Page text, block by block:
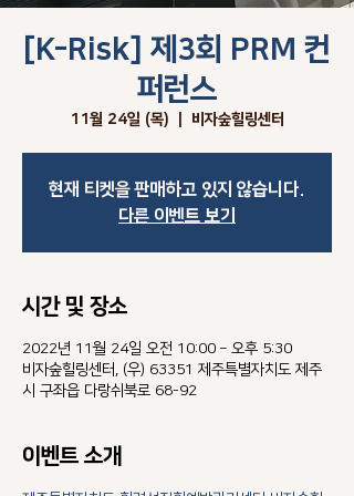
[K-Risk] 제3회 PRM 컨
퍼런스
11월 24일 (목) 비자숲힐링센터
현재 티켓을 판매하고 있지 않습니다.
다른 이벤트 보기
시간 및 장소
2022년 11월 24일 오전 10:00 – 오후 5:30
비자숲힐링센터, (우) 63351 제주특별자치도 제주
시 구좌읍 다랑쉬북로 68-92
이벤트 소개